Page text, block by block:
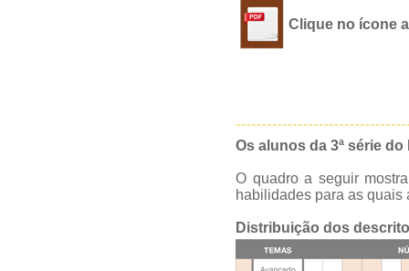
Clique no ícone
Os alunos da 3ª série
O quadro a seguir
habilidades para as
Distribuição dos